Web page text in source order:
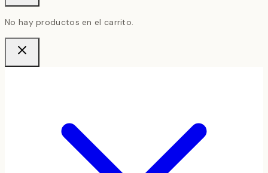
No hay productos en el carrito.